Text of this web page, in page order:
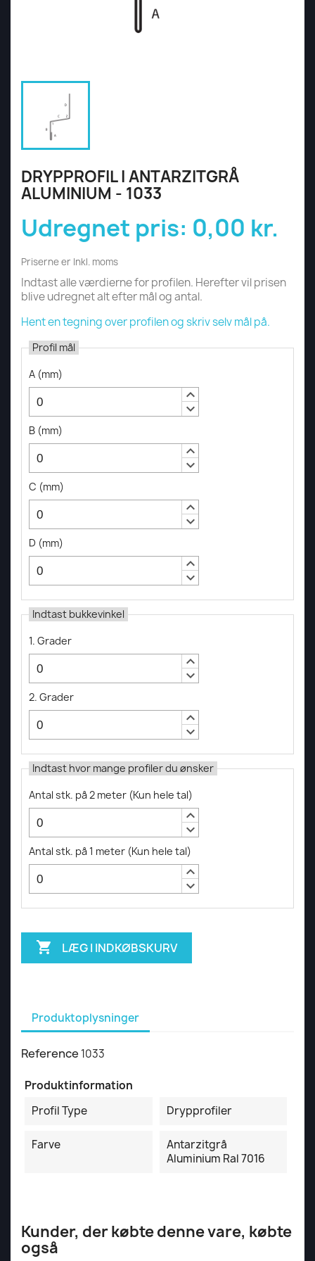
DRYPPROFIL I ANTARZITGRÅ
ALUMINIUM - 1033
Udregnet pris: 0,00 kr.
Priserne er Inkl. moms
Indtast alle værdierne for profilen. Herefter vil prisen
blive udregnet alt efter mål og antal.
Hent en tegning over profilen og skriv selv mål på.
Profil mål
A (mm)
keyboard_arrow_up
keyboard_arrow_down
B (mm)
keyboard_arrow_up
keyboard_arrow_down
C (mm)
keyboard_arrow_up
keyboard_arrow_down
D (mm)
keyboard_arrow_up
keyboard_arrow_down
Indtast bukkevinkel
1. Grader
keyboard_arrow_up
keyboard_arrow_down
2. Grader
keyboard_arrow_up
keyboard_arrow_down
Indtast hvor mange profiler du ønsker
Antal stk. på 2 meter (Kun hele tal)
keyboard_arrow_up
keyboard_arrow_down
Antal stk. på 1 meter (Kun hele tal)
keyboard_arrow_up
keyboard_arrow_down
 LÆG I INDKØBSKURV
Produktoplysninger
Reference 1033
Produktinformation
Profil Type
Drypprofiler
Farve
Antarzitgrå
Aluminium Ral 7016
Kunder, der købte denne vare, købte
også